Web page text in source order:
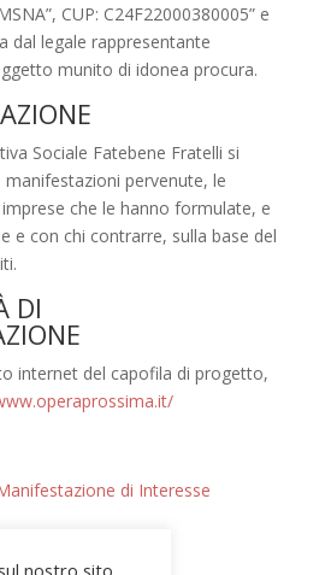
CUP: C24F22000380005” e
dal legale rappresentante
munito di idonea procura.
Sociale Fatebene Fratelli si
pervenute, le
che le hanno formulate, e
e con chi contrarre, sulla base del
DI
internet del capofila di progetto,
di Interesse
nostro sito